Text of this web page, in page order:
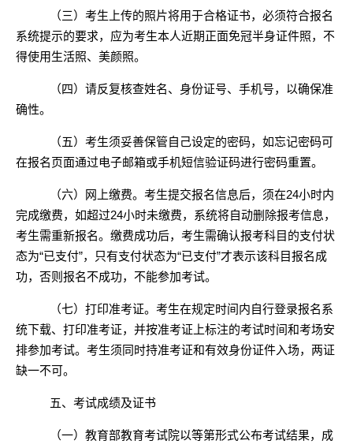
（三）考生上传的照片将用于合格证书，必须符合报名
系统提示的要求，应为考生本人近期正面免冠半身证件照，不
得使用生活照、美颜照。
（四）请反复核查姓名、身份证号、手机号，以确保准
确性。
（五）考生须妥善保管自己设定的密码，如忘记密码可
在报名页面通过电子邮箱或手机短信验证码进行密码重置。
（六）网上缴费。考生提交报名信息后，须在24小时内
完成缴费，如超过24小时未缴费，系统将自动删除报考信息，
考生需重新报名。缴费成功后，考生需确认报考科目的支付状
态为“已支付”，只有支付状态为“已支付”才表示该科目报名成
功，否则报名不成功，不能参加考试。
（七）打印准考证。考生在规定时间内自行登录报名系
统下载、打印准考证，并按准考证上标注的考试时间和考场安
排参加考试。考生须同时持准考证和有效身份证件入场，两证
缺一不可。
五、考试成绩及证书
（一）教育部教育考试院以等第形式公布考试结果，成